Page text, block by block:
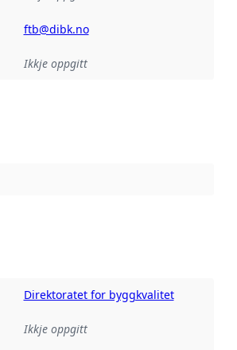
ftb@dibk.no
Ikkje oppgitt
Direktoratet for byggkvalitet
Ikkje oppgitt